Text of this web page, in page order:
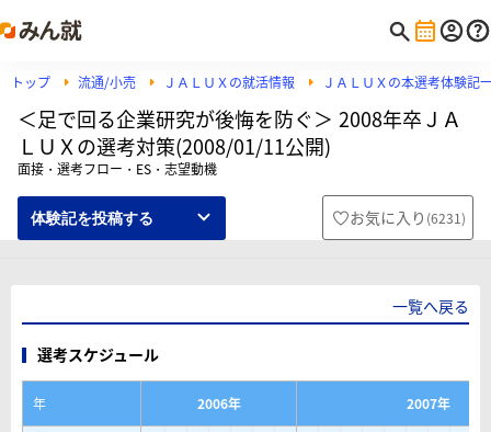
トップ 流通/小売 ＪＡＬＵＸの就活情報 ＪＡＬＵＸの本選考体験記
＜足で回る企業研究が後悔を防ぐ＞ 2008年卒ＪＡ
ＬＵＸの選考対策(2008/01/11公開)
面接・選考フロー・ES・志望動機
体験記を投稿する お気に入り (6231)
一覧へ戻る
選考スケジュール
年 2006年
2007年